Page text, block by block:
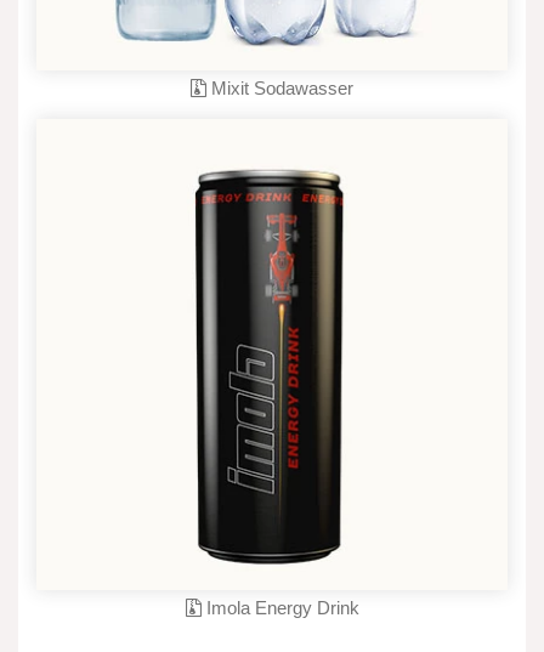
Mixit Sodawasser
Imola Energy Drink